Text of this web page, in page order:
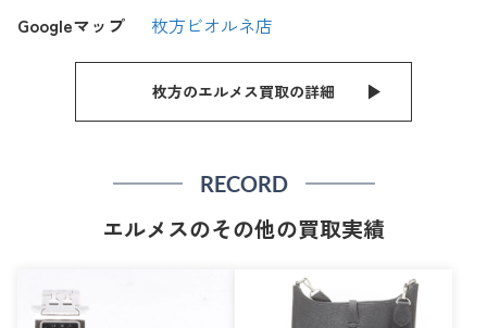
Googleマップ
枚方ビオルネ店
枚方のエルメス買取の詳細
RECORD
エルメスのその他の買取実績